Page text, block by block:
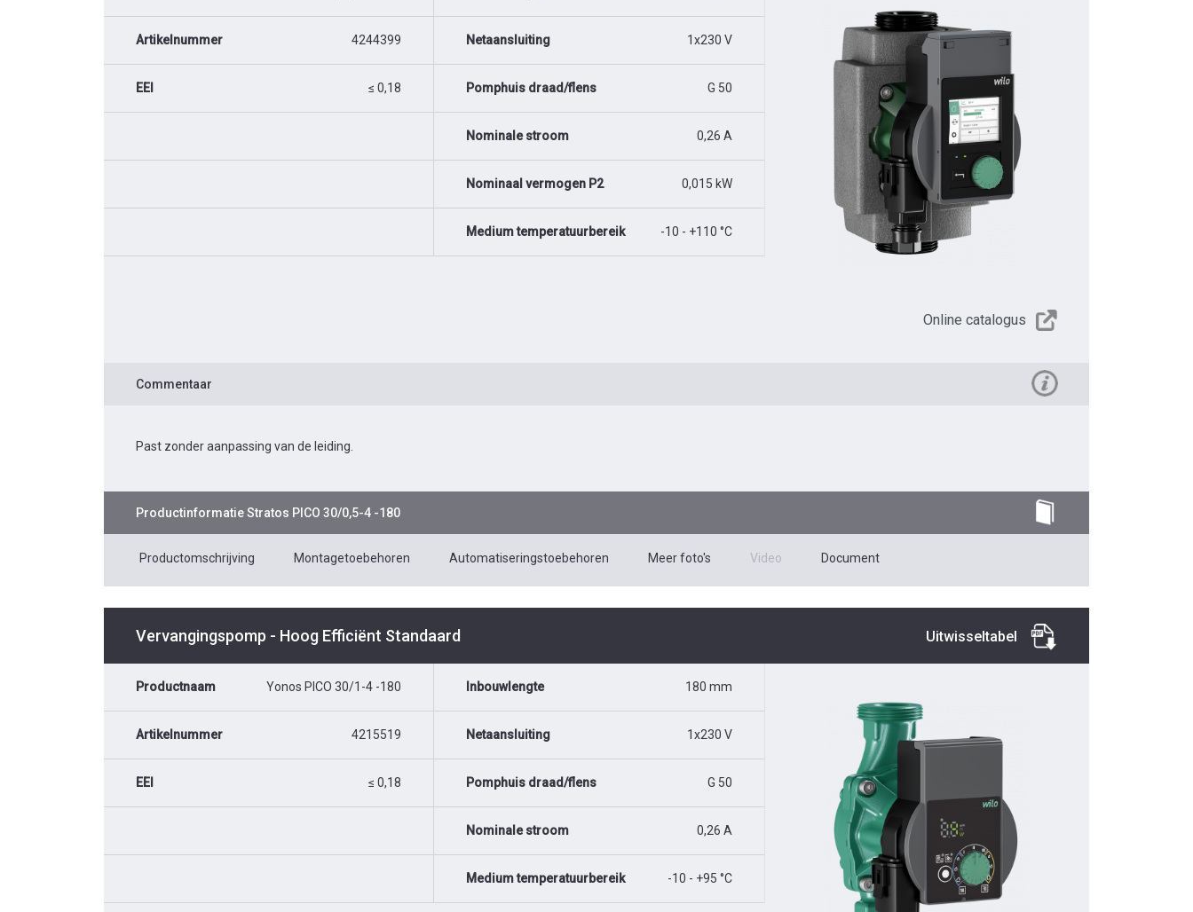
Artikelnummer 4244399
EEI ≤ 0,18
Netaansluiting 1x230 V
Pomphuis draad/flens G 50
Nominale stroom 0,26 A
Nominaal vermogen P2 0,015 kW
Medium temperatuurbereik -10 - +110 °C
Online catalogus
Commentaar
Past zonder aanpassing van de leiding.
ProductinformatieStratos PICO 30/0,5-4 -180
Productomschrijving Montagetoebehoren Automatiseringstoebehoren Meer foto's Video Document
Vervangingspomp - Hoog Efficiënt Standaard Uitwisseltabel
Productnaam Yonos PICO 30/1-4 -180
Artikelnummer 4215519
EEI ≤ 0,18
Inbouwlengte 180 mm
Netaansluiting 1x230 V
Pomphuis draad/flens G 50
Nominale stroom 0,26 A
Medium temperatuurbereik -10 - +95 °C